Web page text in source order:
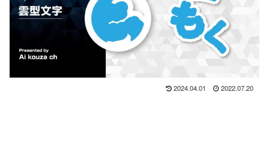
2024.04.01 2022.07.20